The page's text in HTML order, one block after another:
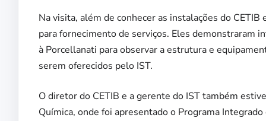
Na visita, além de conhecer as instalações do
para fornecimento de serviços. Eles demonstraram
à Porcellanati para observar a estrutura e
serem oferecidos pelo IST.
O diretor do CETIB e a gerente do IST também
Química, onde foi apresentado o Programa